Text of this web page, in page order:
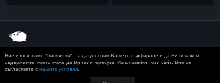
© 2020 50 STOTINKI КОНТАКТ
ЗА РЕКЛАМА
ДОСТАВКА, ЗАПЛАЩАНЕ И ВРЪЩАНЕ
Ние използваме "бисквитки", за да улесним Вашето сърфиране и да Ви покажем
съдържание, което може да Ви заинтересува. Използвайки този сайт, Вие се
съгласявате с нашите условия.